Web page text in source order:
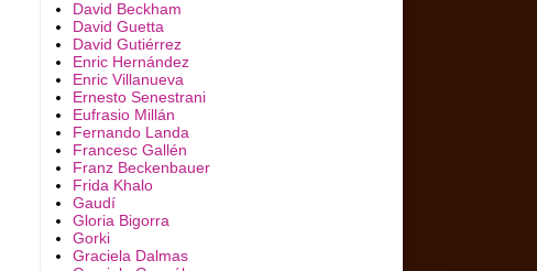
David Beckham
David Guetta
David Gutiérrez
Enric Hernández
Enric Villanueva
Ernesto Senestrani
Eufrasio Millán
Fernando Landa
Francesc Gallén
Franz Beckenbauer
Frida Khalo
Gaudí
Gloria Bigorra
Gorki
Graciela Dalmas